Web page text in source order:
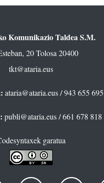
Komunikazio Taldea S.M.
20 Tolosa 20400
tkt@ataria.eus
ataria@ataria.eus/ 943 655 695
publi@ataria.eus/ 661 678 818
garatua